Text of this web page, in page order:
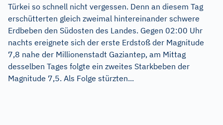
Türkei so schnell nicht vergessen. Denn an diesem Tag
erschütterten gleich zweimal hintereinander schwere
Erdbeben den Südosten des Landes. Gegen 02:00 Uhr
nachts ereignete sich der erste Erdstoß der Magnitude
7,8 nahe der Millionenstadt Gaziantep, am Mittag
desselben Tages folgte ein zweites Starkbeben der
Magnitude 7,5. Als Folge stürzten...